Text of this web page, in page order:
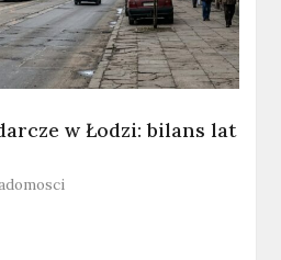
w Łodzi: bilans lat